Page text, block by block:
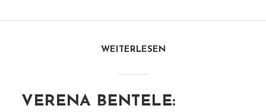
WEITERLESEN
VERENA BENTELE: